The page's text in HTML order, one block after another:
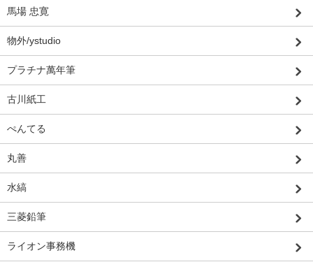
馬場 忠寛
物外/ystudio
プラチナ萬年筆
古川紙工
ぺんてる
丸善
水縞
三菱鉛筆
ライオン事務機